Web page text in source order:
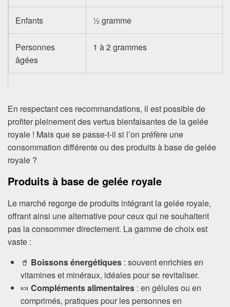
Enfants ½ gramme
Personnes
âgées
1 à 2 grammes
En respectant ces recommandations, il est possible de
profiter pleinement des vertus bienfaisantes de la gelée
royale ! Mais que se passe-t-il si l’on préfère une
consommation différente ou des produits à base de gelée
royale ?
Produits à base de gelée royale
Le marché regorge de produits intégrant la gelée royale,
offrant ainsi une alternative pour ceux qui ne souhaitent
pas la consommer directement. La gamme de choix est
vaste :
🥤 Boissons énergétiques : souvent enrichies en
vitamines et minéraux, idéales pour se revitaliser.
🍬 Compléments alimentaires : en gélules ou en
comprimés, pratiques pour les personnes en